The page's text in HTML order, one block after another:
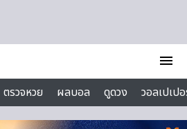
menu
ตรวจหวย ผลบอล ดูดวง
วอลเปเป